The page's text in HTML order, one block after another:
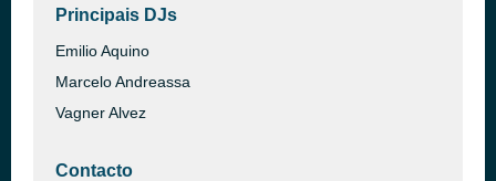
Principais DJs
Emilio Aquino
Marcelo Andreassa
Vagner Alvez
Contacto